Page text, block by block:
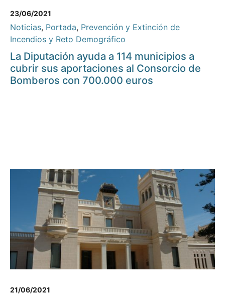
23/06/2021
Noticias, Portada, Prevención y Extinción de
Incendios y Reto Demográfico
La Diputación ayuda a 114 municipios a
cubrir sus aportaciones al Consorcio de
Bomberos con 700.000 euros
21/06/2021